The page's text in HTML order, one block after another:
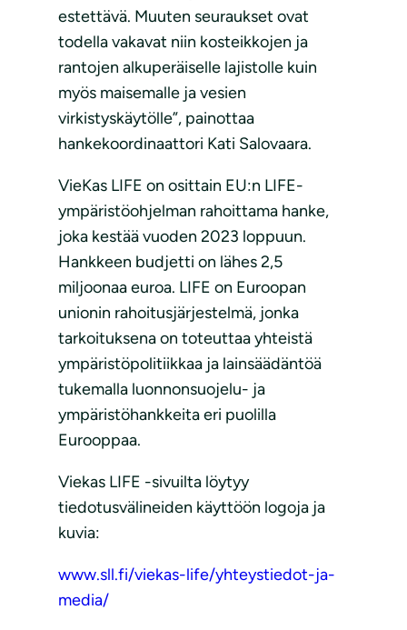
estettävä. Muuten seuraukset ovat
todella vakavat niin kosteikkojen ja
rantojen alkuperäiselle lajistolle kuin
myös maisemalle ja vesien
virkistyskäytölle”, painottaa
hankekoordinaattori Kati Salovaara.
VieKas LIFE on osittain EU:n LIFE-
ympäristöohjelman rahoittama hanke,
joka kestää vuoden 2023 loppuun.
Hankkeen budjetti on lähes 2,5
miljoonaa euroa. LIFE on Euroopan
unionin rahoitusjärjestelmä, jonka
tarkoituksena on toteuttaa yhteistä
ympäristöpolitiikkaa ja lainsäädäntöä
tukemalla luonnonsuojelu- ja
ympäristöhankkeita eri puolilla
Eurooppaa.
Viekas LIFE -sivuilta löytyy
tiedotusvälineiden käyttöön logoja ja
kuvia:
www.sll.fi/viekas-life/yhteystiedot-ja-
media/